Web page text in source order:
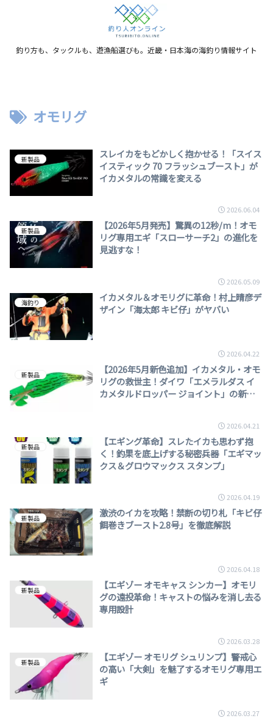
釣り方も、タックルも、遊漁船選びも。近畿・日本海の海釣り情報サイト
オモリグ
新製品
スレイカをもどかしく抱かせる！「スイス
イスティック 70 フラッシュブースト」が
イカメタルの常識を変える
2026.06.04
新製品
【2026年5月発売】驚異の12秒/m！オモ
リグ専用エギ「スローサーチ2」の進化を
見逃すな！
2026.05.09
海釣り
イカメタル＆オモリグに革命！村上晴彦デ
ザイン「海太郎 キビ仔」がヤバい
2026.04.22
新製品
【2026年5月新色追加】イカメタル・オモ
リグの救世主！ダイワ「エメラルダス イ
カメタルドロッパー ジョイント」の新た
2026.04.21
新製品
【エギング革命】スレたイカも思わず抱
く！釣果を底上げする秘密兵器「エギマッ
クス＆グロウマックス スタンプ」
2026.04.19
新製品
激渋のイカを攻略！禁断の切り札「キビ仔
餌巻きブースト2.8号」を徹底解説
2026.04.18
新製品
【エギゾー オモキャス シンカー】オモリ
グの遠投革命！キャストの悩みを消し去る
専用設計
2026.03.28
新製品
【エギゾー オモリグ シュリンプ】警戒心
の高い「大剣」を魅了するオモリグ専用エ
ギ
2026.03.27